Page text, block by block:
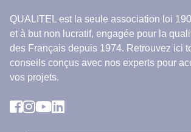
QUALITEL est la seule association loi
et à but non lucratif, engagée pour la
des Français depuis 1974. Retrouvez ici
conseils conçus avec nos experts pour
vos projets.